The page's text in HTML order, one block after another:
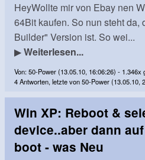
HeyWollte mir von Ebay nen
64Bit kaufen. So nun steht da,
Builder" Version ist. So wei...
▶Weiterlesen...
Von: 50-Power (13.05.10, 16:06:26) - 1.346x
4 Antworten, letzte von 50-Power (13.05.10,
Win XP: Reboot &
device..aber dann
boot - was Neu